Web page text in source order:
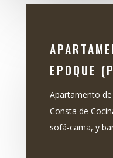
EPOQUE
Apartamento de
Consta de
sofá-cama, y